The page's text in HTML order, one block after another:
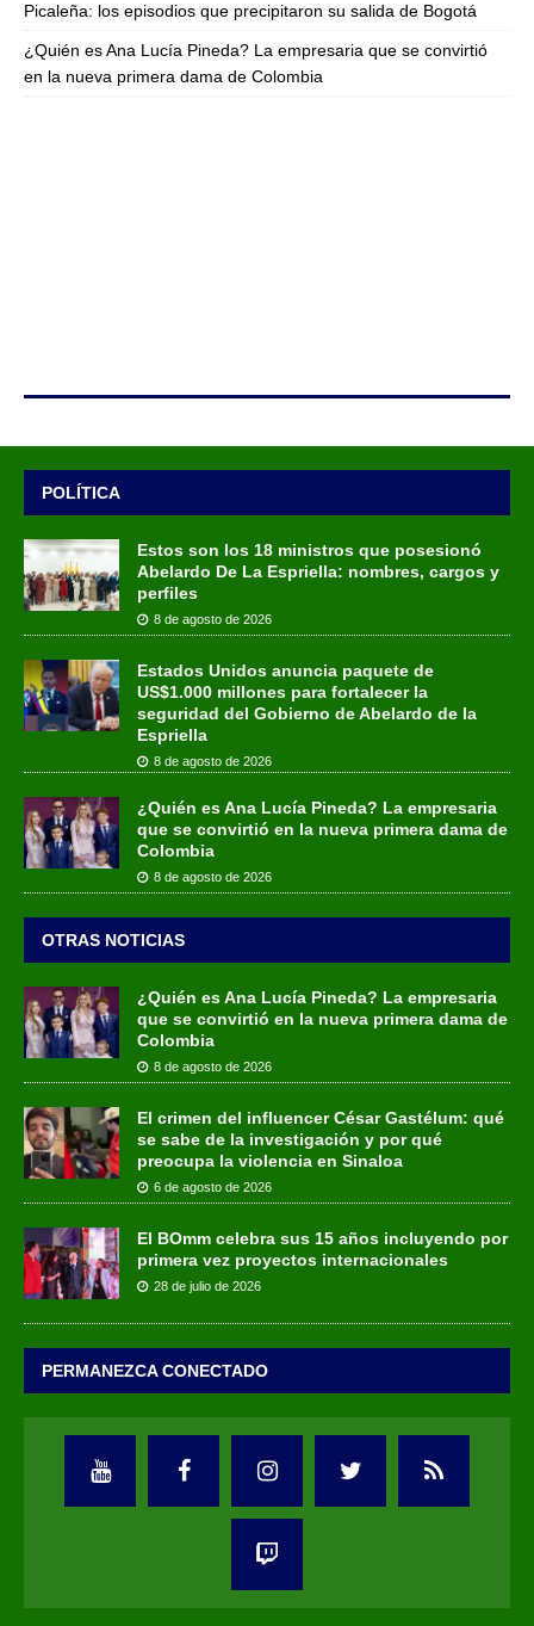
Picaleña: los episodios que precipitaron su salida de Bogotá
¿Quién es Ana Lucía Pineda? La empresaria que se convirtió
en la nueva primera dama de Colombia
POLÍTICA
Estos son los 18 ministros que posesionó
Abelardo De La Espriella: nombres, cargos y
perfiles
8 de agosto de 2026
Estados Unidos anuncia paquete de
US$1.000 millones para fortalecer la
seguridad del Gobierno de Abelardo de la
Espriella
8 de agosto de 2026
¿Quién es Ana Lucía Pineda? La empresaria
que se convirtió en la nueva primera dama de
Colombia
8 de agosto de 2026
OTRAS NOTICIAS
¿Quién es Ana Lucía Pineda? La empresaria
que se convirtió en la nueva primera dama de
Colombia
8 de agosto de 2026
El crimen del influencer César Gastélum: qué
se sabe de la investigación y por qué
preocupa la violencia en Sinaloa
6 de agosto de 2026
El BOmm celebra sus 15 años incluyendo por
primera vez proyectos internacionales
28 de julio de 2026
PERMANEZCA CONECTADO